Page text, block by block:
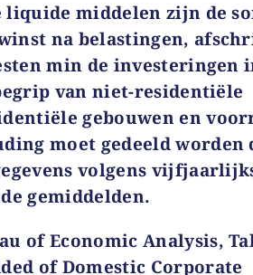
liquide middelen zijn de
na belastingen,
min de investeringen
van niet-residentiële
gebouwen en
moet gedeeld worden
volgens
gemiddelden.
of Economic Analysis,
of Domestic Corporate